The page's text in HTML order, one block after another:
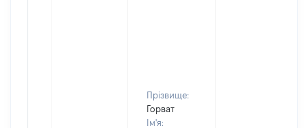
Прізвище:
Горват
Ім'я: